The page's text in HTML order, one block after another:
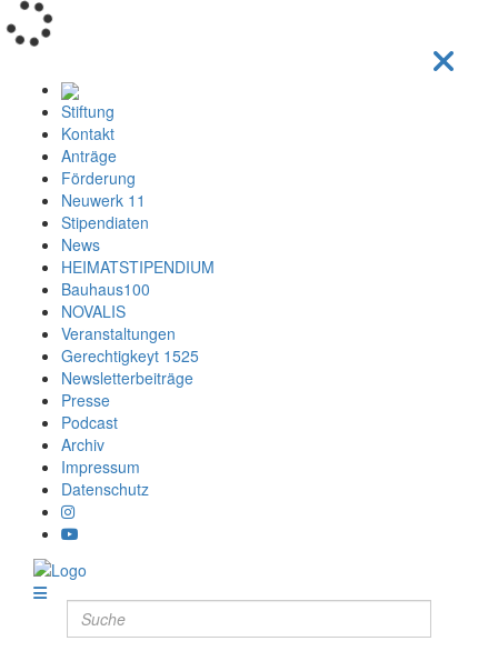
Stiftung
Kontakt
Anträge
Förderung
Neuwerk 11
Stipendiaten
News
HEIMATSTIPENDIUM
Bauhaus100
NOVALIS
Veranstaltungen
Gerechtigkeyt 1525
Newsletterbeiträge
Presse
Podcast
Archiv
Impressum
Datenschutz